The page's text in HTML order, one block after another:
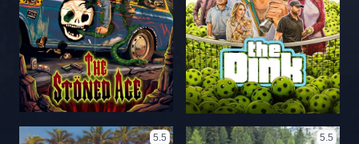
5.5 5.5